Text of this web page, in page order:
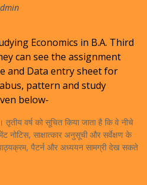
Economics in B.A. Third
can see the assignment
and Data entry sheet for
pattern and study
below-
वर्ष को सूचित किया जाता है कि वे नीचे
नोटिस, साक्षात्कार अनुसूची और सर्वेक्षण के
पैटर्न और अध्ययन सामग्री देख सकते